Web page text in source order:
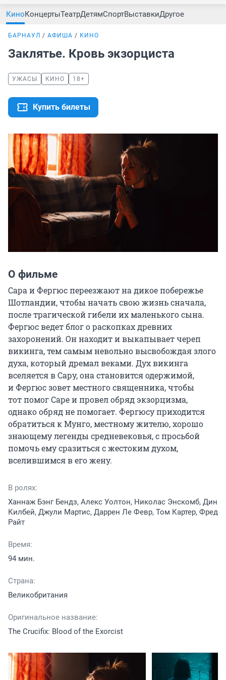
КиноКонцертыТеатрДетямСпортВыставкиДругое
БАРНАУЛ АФИША КИНО
Заклятье. Кровь экзорциста
УЖАСЫ КИНО 18+
Купить билеты
О фильме
Сара и Фергюс переезжают на дикое побережье
Шотландии, чтобы начать свою жизнь сначала,
после трагической гибели их маленького сына.
Фергюс ведет блог о раскопках древних
захоронений. Он находит и выкапывает череп
викинга, тем самым невольно высвобождая злого
духа, который дремал веками. Дух викинга
вселяется в Сару, она становится одержимой,
и Фергюс зовет местного священника, чтобы
тот помог Саре и провел обряд экзорцизма,
однако обряд не помогает. Фергюсу приходится
обратиться к Мунго, местному жителю, хорошо
знающему легенды средневековья, с просьбой
помочь ему сразиться с жестоким духом,
вселившимся в его жену.
В ролях:
Ханнаж Бэнг Бендз, Алекс Уолтон, Николас Энскомб, Дин
Килбей, Джули Мартис, Даррен Ле Февр, Том Картер, Фред
Райт
Время:
94 мин.
Страна:
Великобритания
Оригинальное название:
The Crucifix: Blood of the Exorcist